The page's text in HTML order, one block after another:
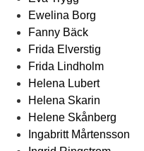
Ewelina Borg
Fanny Bäck
Frida Elverstig
Frida Lindholm
Helena Lubert
Helena Skarin
Helene Skånberg
Ingabritt Mårtensson